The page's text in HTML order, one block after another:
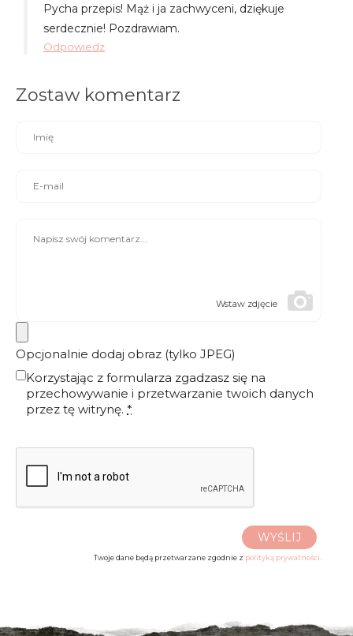
Pycha przepis! Mąż i ja zachwyceni, dziękuje
serdecznie! Pozdrawiam.
Odpowiedz
Zostaw komentarz
Wstaw zdjęcie
Opcjonalnie dodaj obraz (tylko JPEG)
Korzystając z formularza zgadzasz się na
przechowywanie i przetwarzanie twoich danych
przez tę witrynę. *
WYŚLIJ
Twoje dane będą przetwarzane zgodnie z polityką prywatności.